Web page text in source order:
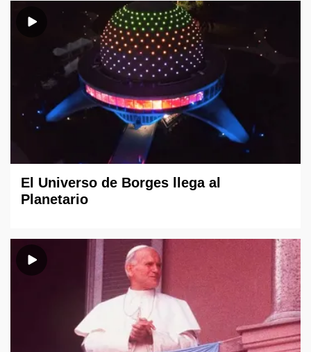
El Universo de Borges llega al
Planetario